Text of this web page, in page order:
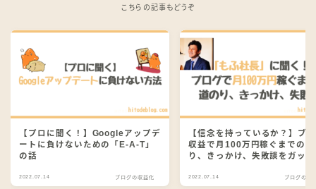
こちらの記事もどうぞ
【プロに聞く！】Googleアップデ
ートに負けないための「E-A-T」
の話
2022.07.14 ブログの収益化
【信念を持っているか？】ブ
収益で月100万円稼ぐまでの道
り、きっかけ、失敗談をガッ
2022.07.14 ブログの収